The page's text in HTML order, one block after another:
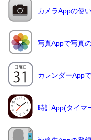
カメラAppの使
写真Appで写真
カレンダーApp
時計App(タイマ